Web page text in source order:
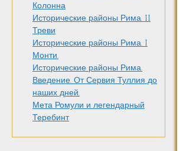
Колонна
Исторические районы Рима. II
Треви
Исторические районы Рима. I
Монти.
Исторические районы Рима.
Введение. От Сервия Туллия до
наших дней.
Мета Ромули и легендарный
Теребинт